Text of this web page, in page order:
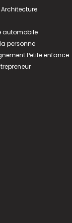
automobile
personne
Petite enfance